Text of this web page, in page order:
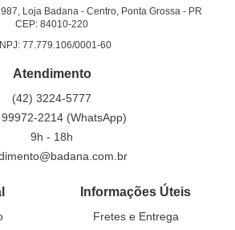
Loja Badana - Centro, Ponta Grossa - PR
CEP: 84010-220
77.779.106/0001-60
Atendimento
(42) 3224-5777
99972-2214 (WhatsApp)
9h - 18h
Informações Úteis
Fretes e Entrega